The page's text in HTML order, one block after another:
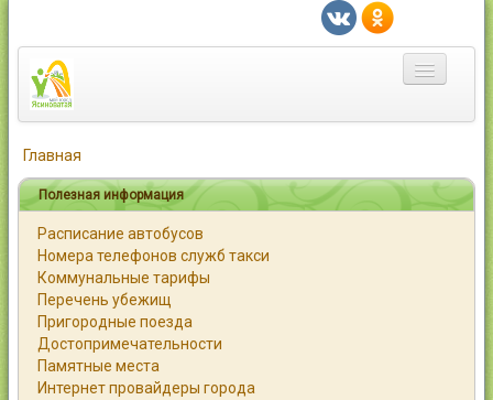
Город
Статьи
Каталог
Справочник
Работа
Главная
Полезная информация
Расписание автобусов
Номера телефонов служб такси
Коммунальные тарифы
Перечень убежищ
Пригородные поезда
Достопримечательности
Памятные места
Интернет провайдеры города